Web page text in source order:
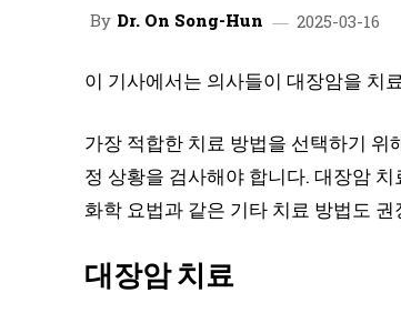
By Dr. On Song-Hun 2025-03-16
이 기사에서는 의사들이 대장암을 치
가장 적합한 치료 방법을 선택하기 위
정 상황을 검사해야 합니다. 대장암
화학 요법과 같은 기타 치료 방법도
대장암 치료